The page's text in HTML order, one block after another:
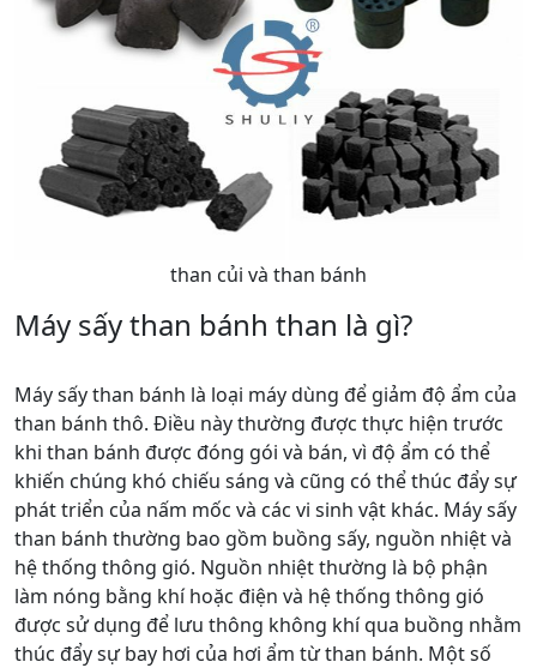
than củi và than bánh
Máy sấy than bánh than là gì?
Máy sấy than bánh là loại máy dùng để giảm độ ẩm của
than bánh thô. Điều này thường được thực hiện trước
khi than bánh được đóng gói và bán, vì độ ẩm có thể
khiến chúng khó chiếu sáng và cũng có thể thúc đẩy sự
phát triển của nấm mốc và các vi sinh vật khác. Máy sấy
than bánh thường bao gồm buồng sấy, nguồn nhiệt và
hệ thống thông gió. Nguồn nhiệt thường là bộ phận
làm nóng bằng khí hoặc điện và hệ thống thông gió
được sử dụng để lưu thông không khí qua buồng nhằm
thúc đẩy sự bay hơi của hơi ẩm từ than bánh. Một số